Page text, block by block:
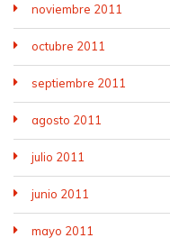
noviembre 2011
octubre 2011
septiembre 2011
agosto 2011
julio 2011
junio 2011
mayo 2011